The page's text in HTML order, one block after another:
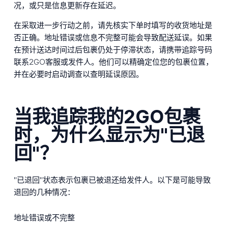
况，或只是信息更新存在延迟。
在采取进一步行动之前，请先核实下单时填写的收货地址是
否正确。地址错误或信息不完整可能会导致配送延误。如果
在预计送达时间过后包裹仍处于停滞状态，请携带追踪号码
联系2GO客服或发件人。他们可以精确定位您的包裹位置，
并在必要时启动调查以查明延误原因。
当我追踪我的2GO包裹
时，为什么显示为"已退
回"？
"已退回"状态表示包裹已被退还给发件人。以下是可能导致
退回的几种情况：
地址错误或不完整